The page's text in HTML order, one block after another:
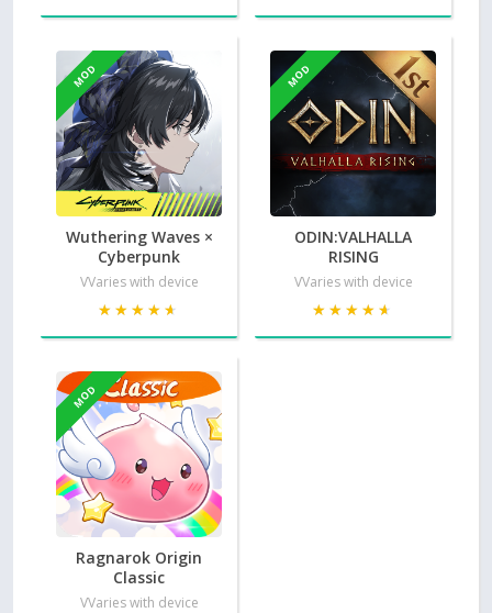
MOD
Wuthering Waves ×
Cyberpunk
VVaries with device
★★★★★
★★★★★
MOD
ODIN:VALHALLA
RISING
VVaries with device
★★★★★
★★★★★
MOD
Ragnarok Origin
Classic
VVaries with device